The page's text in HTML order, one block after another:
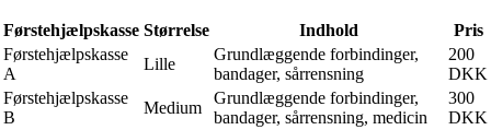
Førstehjælpskasse Størrelse Indhold
Pris
Førstehjælpskasse
A
Lille
Grundlæggende forbindinger,
bandager, sårrensning
200
DKK
Førstehjælpskasse
B
Medium
Grundlæggende forbindinger,
bandager, sårrensning, medicin
300
DKK